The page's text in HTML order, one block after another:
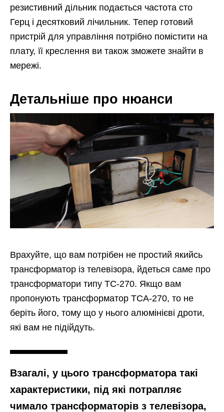
резистивний дільник подається частота сто
Герц і десятковий лічильник. Тепер готовий
пристрій для управління потрібно помістити на
плату, її креслення ви також зможете знайти в
мережі.
Детальніше про нюанси
Врахуйте, що вам потрібен не простий якийсь
трансформатор із телевізора, йдеться саме про
трансформатори типу ТС-270. Якщо вам
пропонують трансформатор ТСА-270, то не
беріть його, тому що у нього алюмінієві дроти,
які вам не підійдуть.
Взагалі, у цього трансформатора такі
характеристики, під які потрапляє
чимало трансформаторів з телевізора,